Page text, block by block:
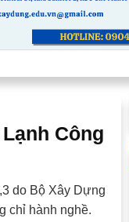
Công
do Bộ Xây Dựng
chỉ hành nghề.